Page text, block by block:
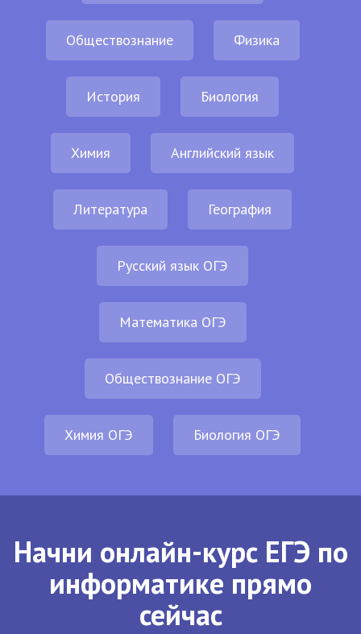
Обществознание Физика
История Биология
Химия Английский язык
Литература География
Русский язык ОГЭ
Математика ОГЭ
Обществознание ОГЭ
Химия ОГЭ Биология ОГЭ
Начни онлайн-курс ЕГЭ по
информатике прямо
сейчас